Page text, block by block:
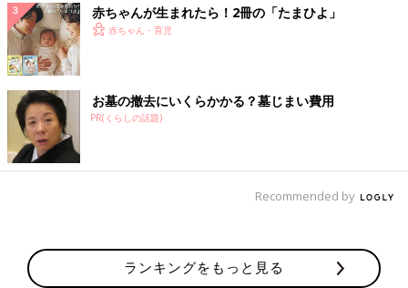
赤ちゃんが生まれたら！2冊の「たまひよ」
赤ちゃん・育児
お墓の撤去にいくらかかる？墓じまい費用
PR(くらしの話題)
Recommended by
ランキングをもっと見る